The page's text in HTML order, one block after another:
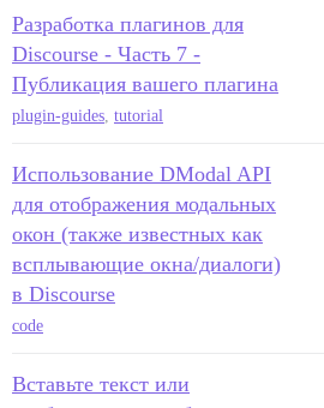
Разработка плагинов для
Discourse - Часть 7 -
Публикация вашего плагина
plugin-guides, tutorial
Использование DModal API
для отображения модальных
окон (также известных как
всплывающие окна/диалоги)
в Discourse
code
Вставьте текст или